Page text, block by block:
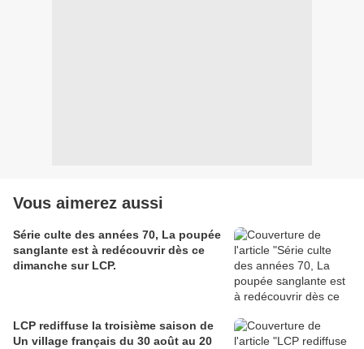
Vous aimerez aussi
Série culte des années 70, La poupée
sanglante est à redécouvrir dès ce
dimanche sur LCP.
LCP rediffuse la troisième saison de
Un village français du 30 août au 20